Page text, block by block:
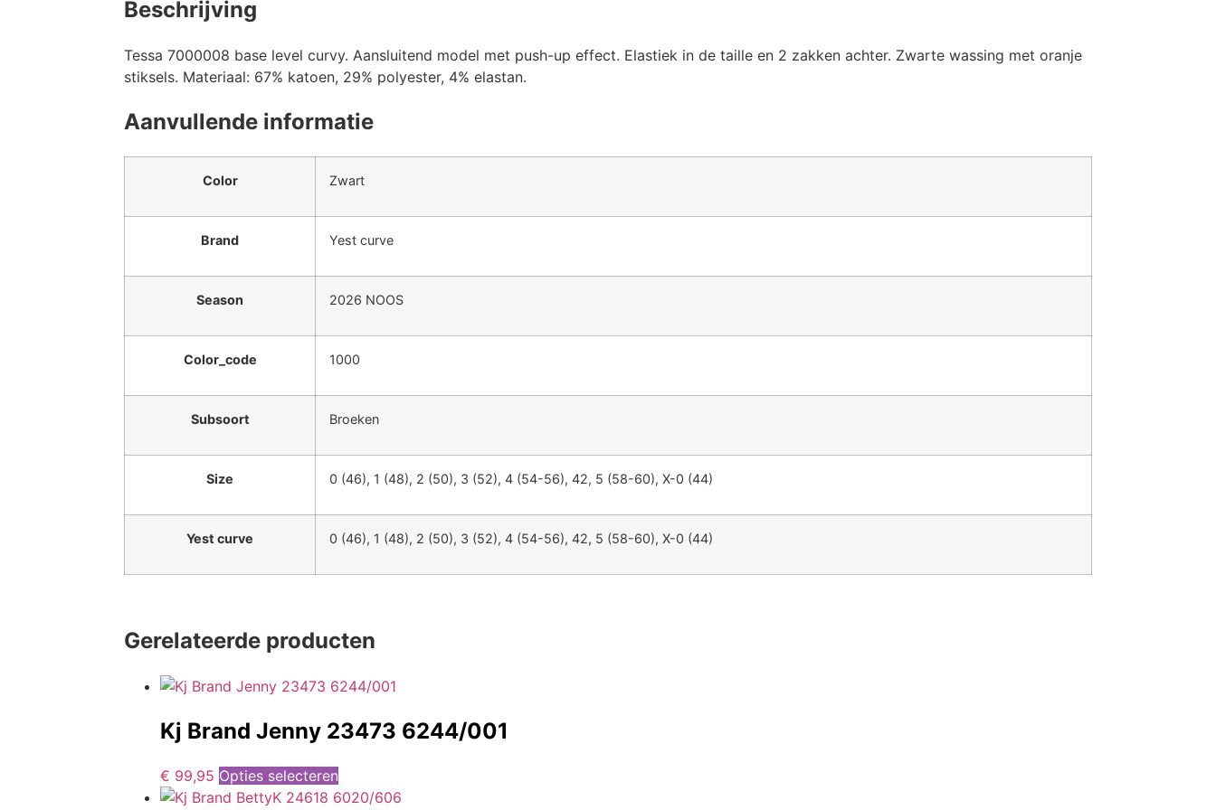
Beschrijving
Tessa 7000008 base level curvy. Aansluitend model met push-up effect. Elastiek in de taille en 2 zakken achter. Zwarte wassing met oranje
stiksels. Materiaal: 67% katoen, 29% polyester, 4% elastan.
Aanvullende informatie
Color Zwart
Brand Yest curve
Season 2026 NOOS
Color_code 1000
Subsoort Broeken
Size 0 (46), 1 (48), 2 (50), 3 (52), 4 (54-56), 42, 5 (58-60), X-0 (44)
Yest curve 0 (46), 1 (48), 2 (50), 3 (52), 4 (54-56), 42, 5 (58-60), X-0 (44)
Gerelateerde producten
Kj Brand Jenny 23473 6244/001
€ 99,95 Opties selecteren